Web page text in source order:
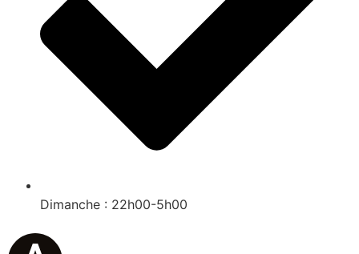
Dimanche : 22h00-5h00